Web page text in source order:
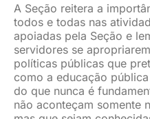
A Seção reitera a
todos e todas nas
apoiadas pela Seção e
servidores se
políticas públicas que
como a educação
do que nunca é
não aconteçam somente